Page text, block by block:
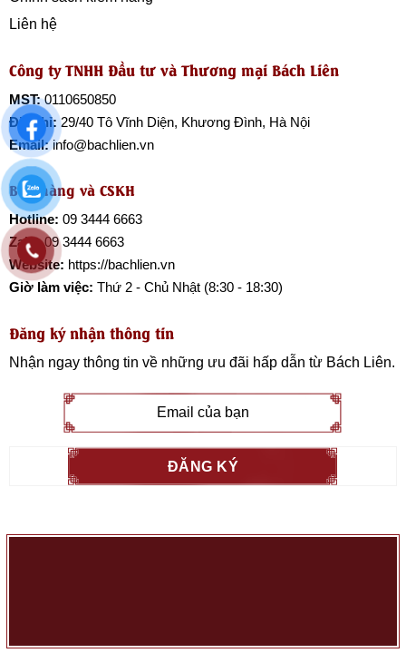
Liên hệ
Công ty TNHH Đầu tư và Thương mại Bách Liên
MST: 0110650850
Địa chỉ: 29/40 Tô Vĩnh Diện, Khương Đình, Hà Nội
Email: info@bachlien.vn
Bán hàng và CSKH
Hotline: 09 3444 6663
Zalo: 09 3444 6663
Website: https://bachlien.vn
Giờ làm việc: Thứ 2 - Chủ Nhật (8:30 - 18:30)
Đăng ký nhận thông tin
Nhận ngay thông tin về những ưu đãi hấp dẫn từ Bách Liên.